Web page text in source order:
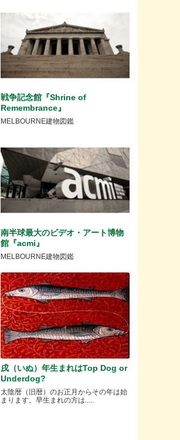
戦争記念館『Shrine of
Remembrance』
MELBOURNE建物図鑑
南半球最大のビデオ・アート博物
館『acmi』
MELBOURNE建物図鑑
戌（いぬ）年生まれはTop Dog or
Underdog?
太陰暦（旧暦）のお正月からその年は始
まります。早生まれの方は.....